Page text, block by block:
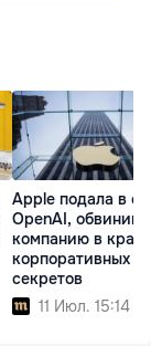
Apple подала в
OpenAI, обвинив
компанию в
корпоративных
секретов
11 Июл. 15:14